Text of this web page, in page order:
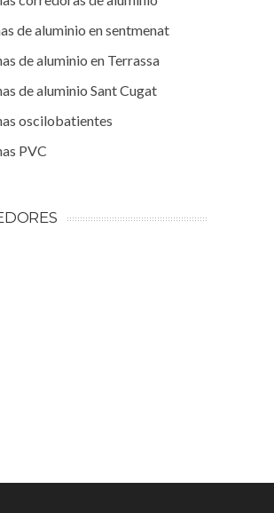
de aluminio en sentmenat
de aluminio en Terrassa
de aluminio Sant Cugat
oscilobatientes
PVC